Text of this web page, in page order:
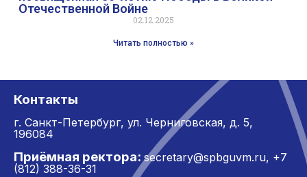
Отечественной Войне
02.12.2025
Читать полностью »
Контакты
г. Санкт-Петербург, ул. Черниговская, д. 5,
196084
Приёмная ректора: secretary@spbguvm.ru, +7
(812) 388-36-31